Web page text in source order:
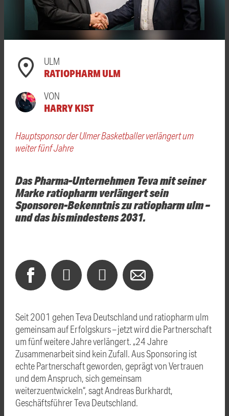
ULM
RATIOPHARM ULM
VON
HARRY KIST
Hauptsponsor der Ulmer Basketballer verlängert um
weiter fünf Jahre
Das Pharma-Unternehmen Teva mit seiner
Marke ratiopharm verlängert sein
Sponsoren-Bekenntnis zu ratiopharm ulm –
und das bis mindestens 2031.
Seit 2001 gehen Teva Deutschland und ratiopharm ulm
gemeinsam auf Erfolgskurs – jetzt wird die Partnerschaft
um fünf weitere Jahre verlängert. „24 Jahre
Zusammenarbeit sind kein Zufall. Aus Sponsoring ist
echte Partnerschaft geworden, geprägt von Vertrauen
und dem Anspruch, sich gemeinsam
weiterzuentwickeln“, sagt Andreas Burkhardt,
Geschäftsführer Teva Deutschland.